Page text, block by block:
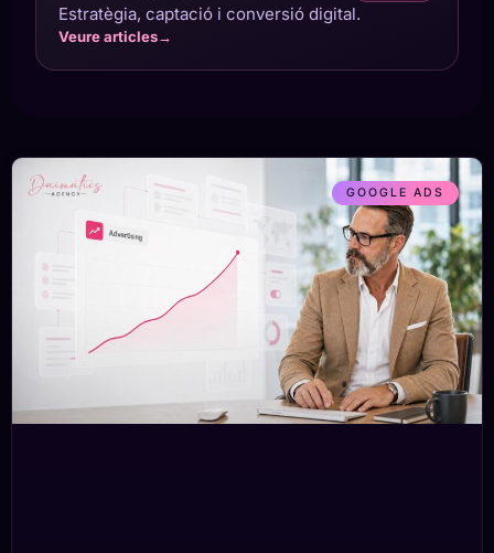
Estratègia, captació i conversió digital.
Veure articles→
GOOGLE ADS